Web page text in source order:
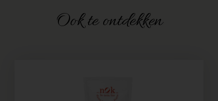
Ook te ontdekken